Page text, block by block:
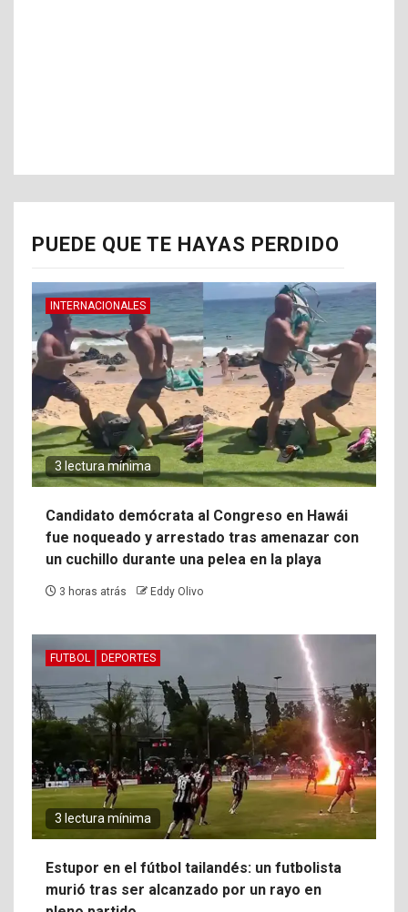
PUEDE QUE TE HAYAS PERDIDO
INTERNACIONALES
3 lectura mínima
Candidato demócrata al Congreso en Hawái
fue noqueado y arrestado tras amenazar con
un cuchillo durante una pelea en la playa
3 horas atrás Eddy Olivo
FUTBOL DEPORTES
3 lectura mínima
Estupor en el fútbol tailandés: un futbolista
murió tras ser alcanzado por un rayo en